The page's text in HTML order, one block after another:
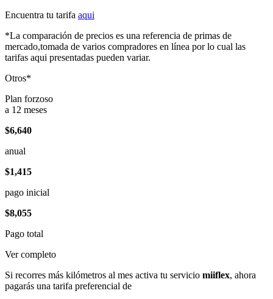
Encuentra tu tarifa aqui
*La comparación de precios es una referencia de primas de
mercado,tomada de varios compradores en línea por lo cual las
tarifas aqui presentadas pueden variar.
Otros*
Plan forzoso
a 12 meses
$6,640
anual
$1,415
pago inicial
$8,055
Pago total
Ver completo
Si recorres más kilómetros al mes activa tu servicio miiflex, ahora
pagarás una tarifa preferencial de